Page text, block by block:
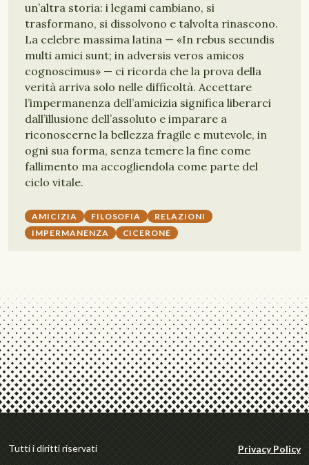
un’altra storia: i legami cambiano, si
trasformano, si dissolvono e talvolta rinascono.
La celebre massima latina — «In rebus secundis
multi amici sunt; in adversis veros amicos
cognoscimus» — ci ricorda che la prova della
verità arriva solo nelle difficoltà. Accettare
l’impermanenza dell’amicizia significa liberarci
dall’illusione dell’assoluto e imparare a
riconoscerne la bellezza fragile e mutevole, in
ogni sua forma, senza temere la fine come
fallimento ma accogliendola come parte del
ciclo vitale.
AMICIZIA FILOSOFIA
RELAZIONI
IMPERMANENZA
CICERONE
Tutti i diritti riservati Privacy Policy